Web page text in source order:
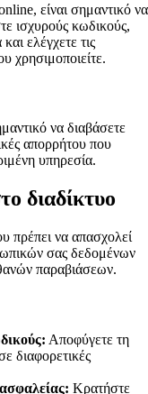
είναι σημαντικό να
ισχυρούς κωδικούς,
ελέγχετε τις
χρησιμοποιείτε.
να διαβάσετε
απορρήτου που
υπηρεσία.
διαδίκτυο
πρέπει να απασχολεί
σας δεδομένων
παραβιάσεων.
Αποφύγετε τη
διαφορετικές
Κρατήστε